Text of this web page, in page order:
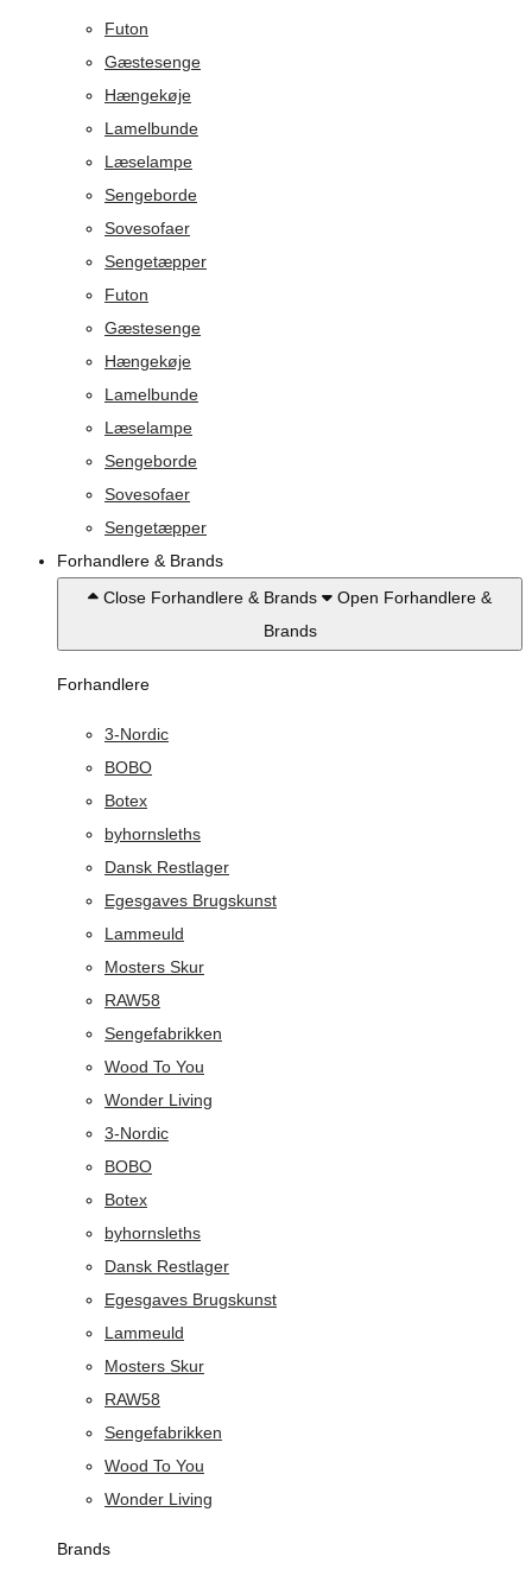
Futon
Gæstesenge
Hængekøje
Lamelbunde
Læselampe
Sengeborde
Sovesofaer
Sengetæpper
Futon
Gæstesenge
Hængekøje
Lamelbunde
Læselampe
Sengeborde
Sovesofaer
Sengetæpper
Forhandlere & Brands
Close Forhandlere & Brands
Open Forhandlere &
Brands
Forhandlere
3-Nordic
BOBO
Botex
byhornsleths
Dansk Restlager
Egesgaves Brugskunst
Lammeuld
Mosters Skur
RAW58
Sengefabrikken
Wood To You
Wonder Living
3-Nordic
BOBO
Botex
byhornsleths
Dansk Restlager
Egesgaves Brugskunst
Lammeuld
Mosters Skur
RAW58
Sengefabrikken
Wood To You
Wonder Living
Brands